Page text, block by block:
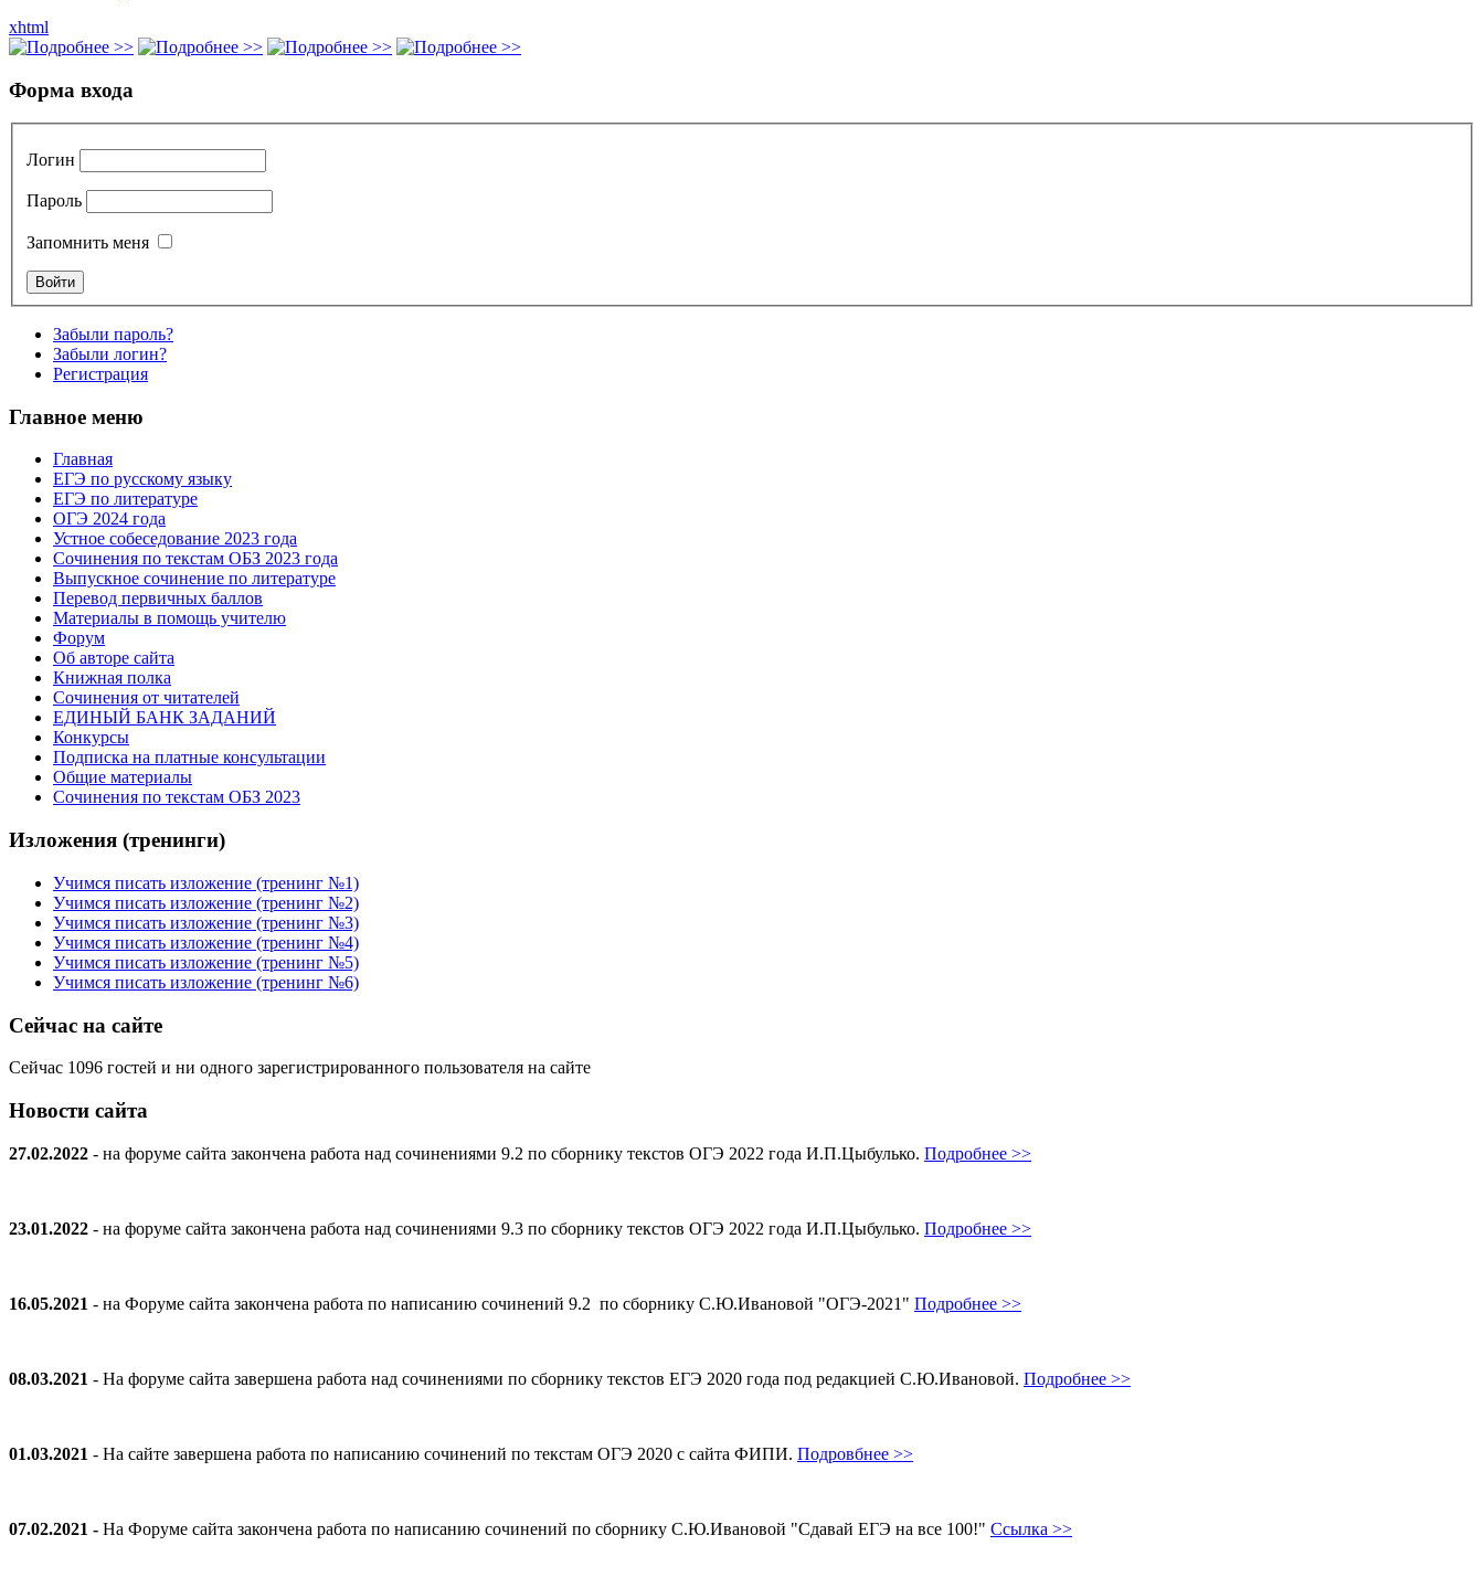
xhtml
Форма входа
Логин
Пароль
Запомнить меня
Забыли пароль?
Забыли логин?
Регистрация
Главное меню
Главная
ЕГЭ по русскому языку
ЕГЭ по литературе
ОГЭ 2024 года
Устное собеседование 2023 года
Сочинения по текстам ОБЗ 2023 года
Выпускное сочинение по литературе
Перевод первичных баллов
Материалы в помощь учителю
Форум
Об авторе сайта
Книжная полка
Cочинения от читателей
ЕДИНЫЙ БАНК ЗАДАНИЙ
Конкурсы
Подписка на платные консультации
Общие материалы
Сочинения по текстам ОБЗ 2023
Изложения (тренинги)
Учимся писать изложение (тренинг №1)
Учимся писать изложение (тренинг №2)
Учимся писать изложение (тренинг №3)
Учимся писать изложение (тренинг №4)
Учимся писать изложение (тренинг №5)
Учимся писать изложение (тренинг №6)
Сейчас на сайте
Сейчас 1096 гостей и ни одного зарегистрированного пользователя на сайте
Новости сайта
27.02.2022 - на форуме сайта закончена работа над сочинениями 9.2 по сборнику текстов ОГЭ 2022 года И.П.Цыбулько. Подробнее >>
23.01.2022 - на форуме сайта закончена работа над сочинениями 9.3 по сборнику текстов ОГЭ 2022 года И.П.Цыбулько. Подробнее >>
16.05.2021 - на Форуме сайта закончена работа по написанию сочинений 9.2 по сборнику С.Ю.Ивановой "ОГЭ-2021" Подробнее >>
08.03.2021 - На форуме сайта завершена работа над сочинениями по сборнику текстов ЕГЭ 2020 года под редакцией С.Ю.Ивановой. Подробнее >>
01.03.2021 - На сайте завершена работа по написанию сочинений по текстам ОГЭ 2020 с сайта ФИПИ. Подровбнее >>
07.02.2021 - На Форуме сайта закончена работа по написанию сочинений по сборнику С.Ю.Ивановой "Сдавай ЕГЭ на все 100!" Ссылка >>